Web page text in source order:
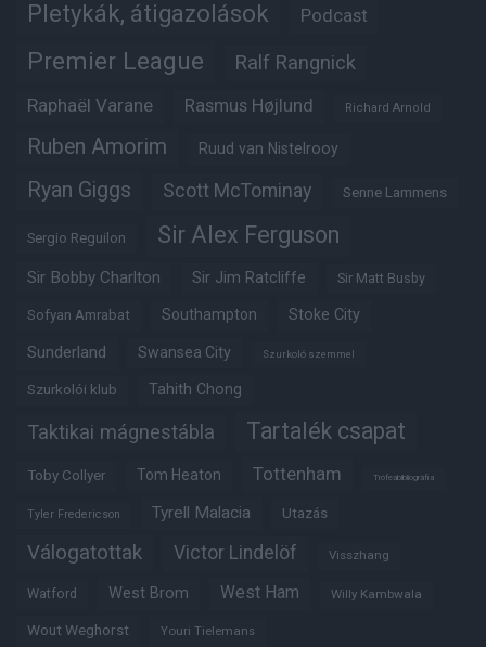
Pletykák, átigazolások Podcast
Premier League Ralf Rangnick
Raphaël Varane Rasmus Højlund Richard Arnold
Ruben Amorim Ruud van Nistelrooy
Ryan Giggs Scott McTominay Senne Lammens
Sergio Reguilon Sir Alex Ferguson
Sir Bobby Charlton Sir Jim Ratcliffe Sir Matt Busby
Sofyan Amrabat Southampton Stoke City
Sunderland Swansea City Szurkoló szemmel
Szurkolói klub Tahith Chong
Taktikai mágnestábla Tartalék csapat
Toby Collyer Tom Heaton Tottenham Trófeabibliográfia
Tyler Fredericson Tyrell Malacia Utazás
Válogatottak Victor Lindelöf Visszhang
Watford West Brom West Ham Willy Kambwala
Wout Weghorst Youri Tielemans